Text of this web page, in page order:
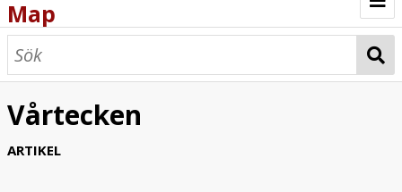
Map
Browse
Map
Vårtecken
ARTIKEL